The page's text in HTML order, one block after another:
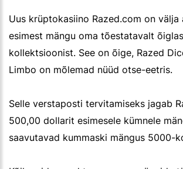
Uus krüptokasiino Razed.com on välja
esimest mängu oma tõestatavalt
kollektsioonist. See on õige, Razed
Limbo on mõlemad nüüd otse-eetris.
Selle verstaposti tervitamiseks jagab
500,00 dollarit esimesele kümnele
saavutavad kummaski mängus 5000-